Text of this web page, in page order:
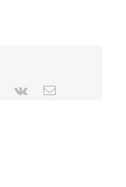
Pinterest
Vk
E-